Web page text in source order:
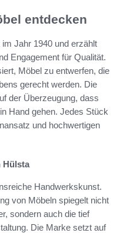
entdecken
im Jahr 1940 und erzählt
Engagement für Qualität.
Möbel zu entwerfen, die
gerecht werden. Die
der Überzeugung, dass
Hand gehen. Jedes Stück
und hochwertigen
Hülsta
Handwerkskunst.
von Möbeln spiegelt nicht
sondern auch die tief
Die Marke setzt auf